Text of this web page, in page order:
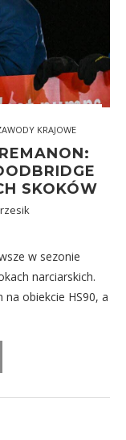
KRAJOWE
SKOKÓW
w sezonie
narciarskich.
obiekcie HS90, a